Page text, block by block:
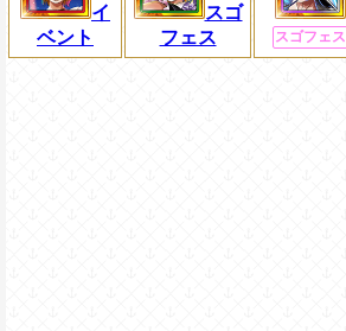
イ
ベント
スゴ
フェス
スゴフェス